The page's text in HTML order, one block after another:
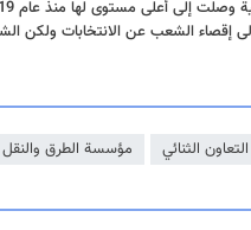
إلى أعلى مستوى لها منذ عام 2019 إلى اليوم
إقصاء الشعب عن الانتخابات ولكن
التعاون الثنائي مؤسسة الطرق والنقل